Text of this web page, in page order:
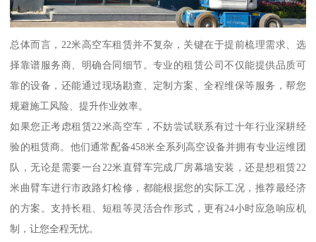
总体而言，22米高空车租赁并不复杂，关键在于提前梳理需求、选
择靠谱服务商、明确合同细节。专业的租赁公司不仅能提供品质可
靠的设备，还能通过现场勘查、定制方案、全程维保等服务，帮您
规避施工风险、提升作业效率。
如果您正考虑租赁22米高空车，不妨尝试联系有过十年行业深耕经
验的租赁商。他们通常配备458米全系列高空设备并拥有专业运维团
队，无论是需要一台22米直臂车完成厂房幕墙安装，还是想租赁22
米曲臂车进行市政路灯检修，都能根据您的实际工况，推荐最经济
的方案。支持长租、短租等灵活合作形式，更有24小时应急响应机
制，让您全程无忧。